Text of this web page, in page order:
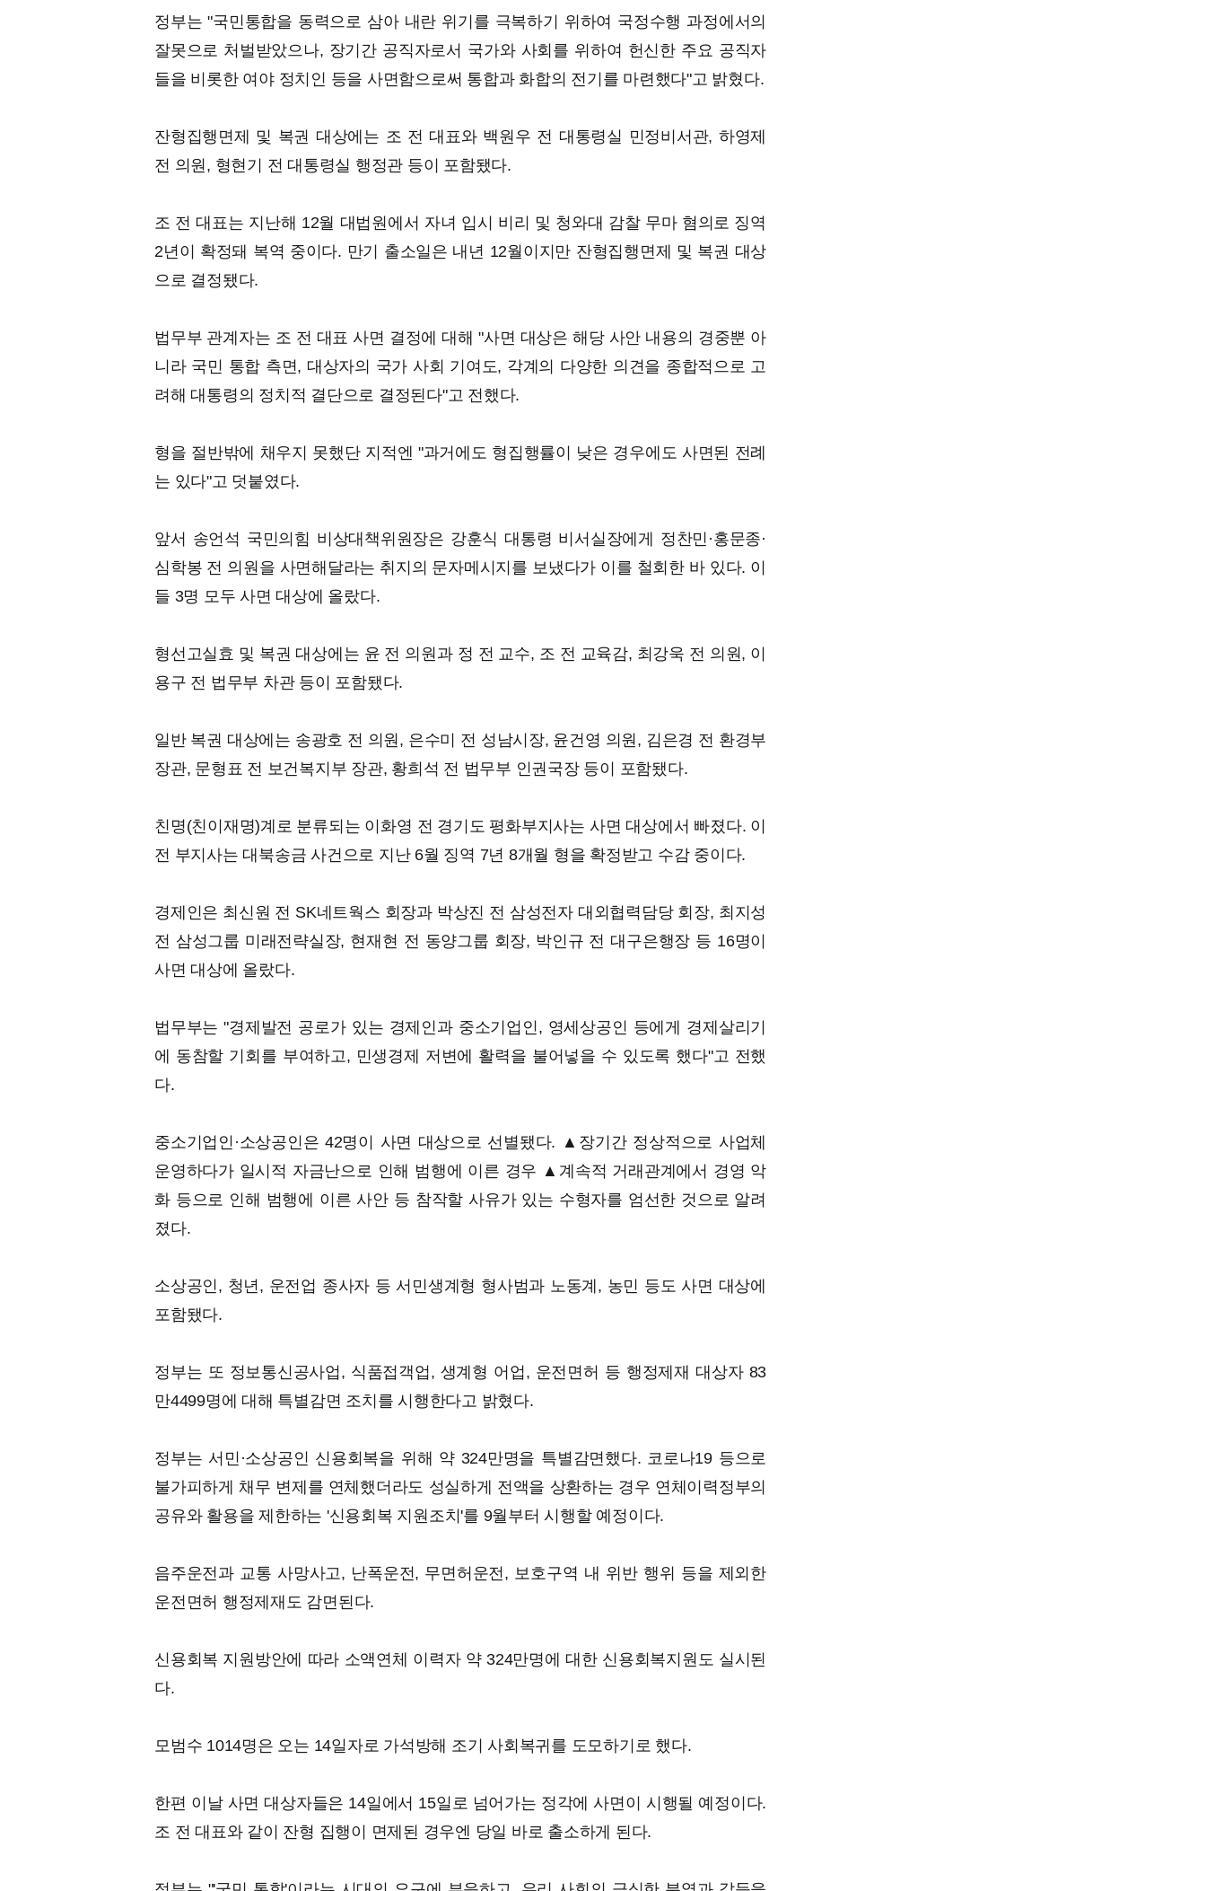
정부는 "국민통합을 동력으로 삼아 내란 위기를 극복하기 위하여 국정수행 과정에서의
잘못으로 처벌받았으나, 장기간 공직자로서 국가와 사회를 위하여 헌신한 주요 공직자
들을 비롯한 여야 정치인 등을 사면함으로써 통합과 화합의 전기를 마련했다"고 밝혔다.
잔형집행면제 및 복권 대상에는 조 전 대표와 백원우 전 대통령실 민정비서관, 하영제
전 의원, 형현기 전 대통령실 행정관 등이 포함됐다.
조 전 대표는 지난해 12월 대법원에서 자녀 입시 비리 및 청와대 감찰 무마 혐의로 징역
2년이 확정돼 복역 중이다. 만기 출소일은 내년 12월이지만 잔형집행면제 및 복권 대상
으로 결정됐다.
법무부 관계자는 조 전 대표 사면 결정에 대해 "사면 대상은 해당 사안 내용의 경중뿐 아
니라 국민 통합 측면, 대상자의 국가 사회 기여도, 각계의 다양한 의견을 종합적으로 고
려해 대통령의 정치적 결단으로 결정된다"고 전했다.
형을 절반밖에 채우지 못했단 지적엔 "과거에도 형집행률이 낮은 경우에도 사면된 전례
는 있다"고 덧붙였다.
앞서 송언석 국민의힘 비상대책위원장은 강훈식 대통령 비서실장에게 정찬민·홍문종·
심학봉 전 의원을 사면해달라는 취지의 문자메시지를 보냈다가 이를 철회한 바 있다. 이
들 3명 모두 사면 대상에 올랐다.
형선고실효 및 복권 대상에는 윤 전 의원과 정 전 교수, 조 전 교육감, 최강욱 전 의원, 이
용구 전 법무부 차관 등이 포함됐다.
일반 복권 대상에는 송광호 전 의원, 은수미 전 성남시장, 윤건영 의원, 김은경 전 환경부
장관, 문형표 전 보건복지부 장관, 황희석 전 법무부 인권국장 등이 포함됐다.
친명(친이재명)계로 분류되는 이화영 전 경기도 평화부지사는 사면 대상에서 빠졌다. 이
전 부지사는 대북송금 사건으로 지난 6월 징역 7년 8개월 형을 확정받고 수감 중이다.
경제인은 최신원 전 SK네트웍스 회장과 박상진 전 삼성전자 대외협력담당 회장, 최지성
전 삼성그룹 미래전략실장, 현재현 전 동양그룹 회장, 박인규 전 대구은행장 등 16명이
사면 대상에 올랐다.
법무부는 "경제발전 공로가 있는 경제인과 중소기업인, 영세상공인 등에게 경제살리기
에 동참할 기회를 부여하고, 민생경제 저변에 활력을 불어넣을 수 있도록 했다"고 전했
다.
중소기업인·소상공인은 42명이 사면 대상으로 선별됐다. ▲장기간 정상적으로 사업체
운영하다가 일시적 자금난으로 인해 범행에 이른 경우 ▲계속적 거래관계에서 경영 악
화 등으로 인해 범행에 이른 사안 등 참작할 사유가 있는 수형자를 엄선한 것으로 알려
졌다.
소상공인, 청년, 운전업 종사자 등 서민생계형 형사범과 노동계, 농민 등도 사면 대상에
포함됐다.
정부는 또 정보통신공사업, 식품접객업, 생계형 어업, 운전면허 등 행정제재 대상자 83
만4499명에 대해 특별감면 조치를 시행한다고 밝혔다.
정부는 서민·소상공인 신용회복을 위해 약 324만명을 특별감면했다. 코로나19 등으로
불가피하게 채무 변제를 연체했더라도 성실하게 전액을 상환하는 경우 연체이력정부의
공유와 활용을 제한하는 '신용회복 지원조치'를 9월부터 시행할 예정이다.
음주운전과 교통 사망사고, 난폭운전, 무면허운전, 보호구역 내 위반 행위 등을 제외한
운전면허 행정제재도 감면된다.
신용회복 지원방안에 따라 소액연체 이력자 약 324만명에 대한 신용회복지원도 실시된
다.
모범수 1014명은 오는 14일자로 가석방해 조기 사회복귀를 도모하기로 했다.
한편 이날 사면 대상자들은 14일에서 15일로 넘어가는 정각에 사면이 시행될 예정이다.
조 전 대표와 같이 잔형 집행이 면제된 경우엔 당일 바로 출소하게 된다.